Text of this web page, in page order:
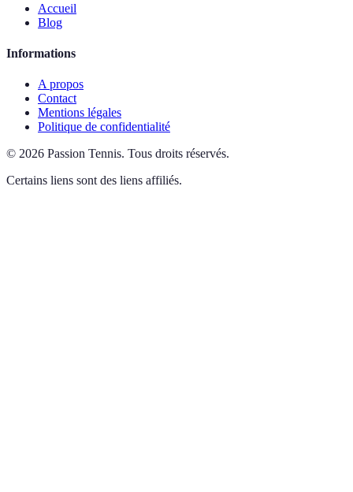
Accueil
Blog
Informations
A propos
Contact
Mentions légales
Politique de confidentialité
© 2026 Passion Tennis. Tous droits réservés.
Certains liens sont des liens affiliés.